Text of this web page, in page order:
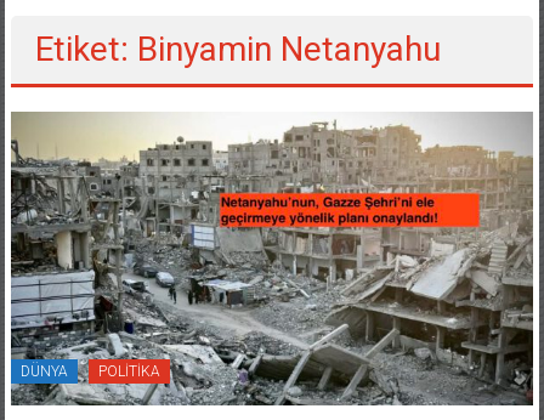
Etiket: Binyamin Netanyahu
DÜNYA POLİTİKA